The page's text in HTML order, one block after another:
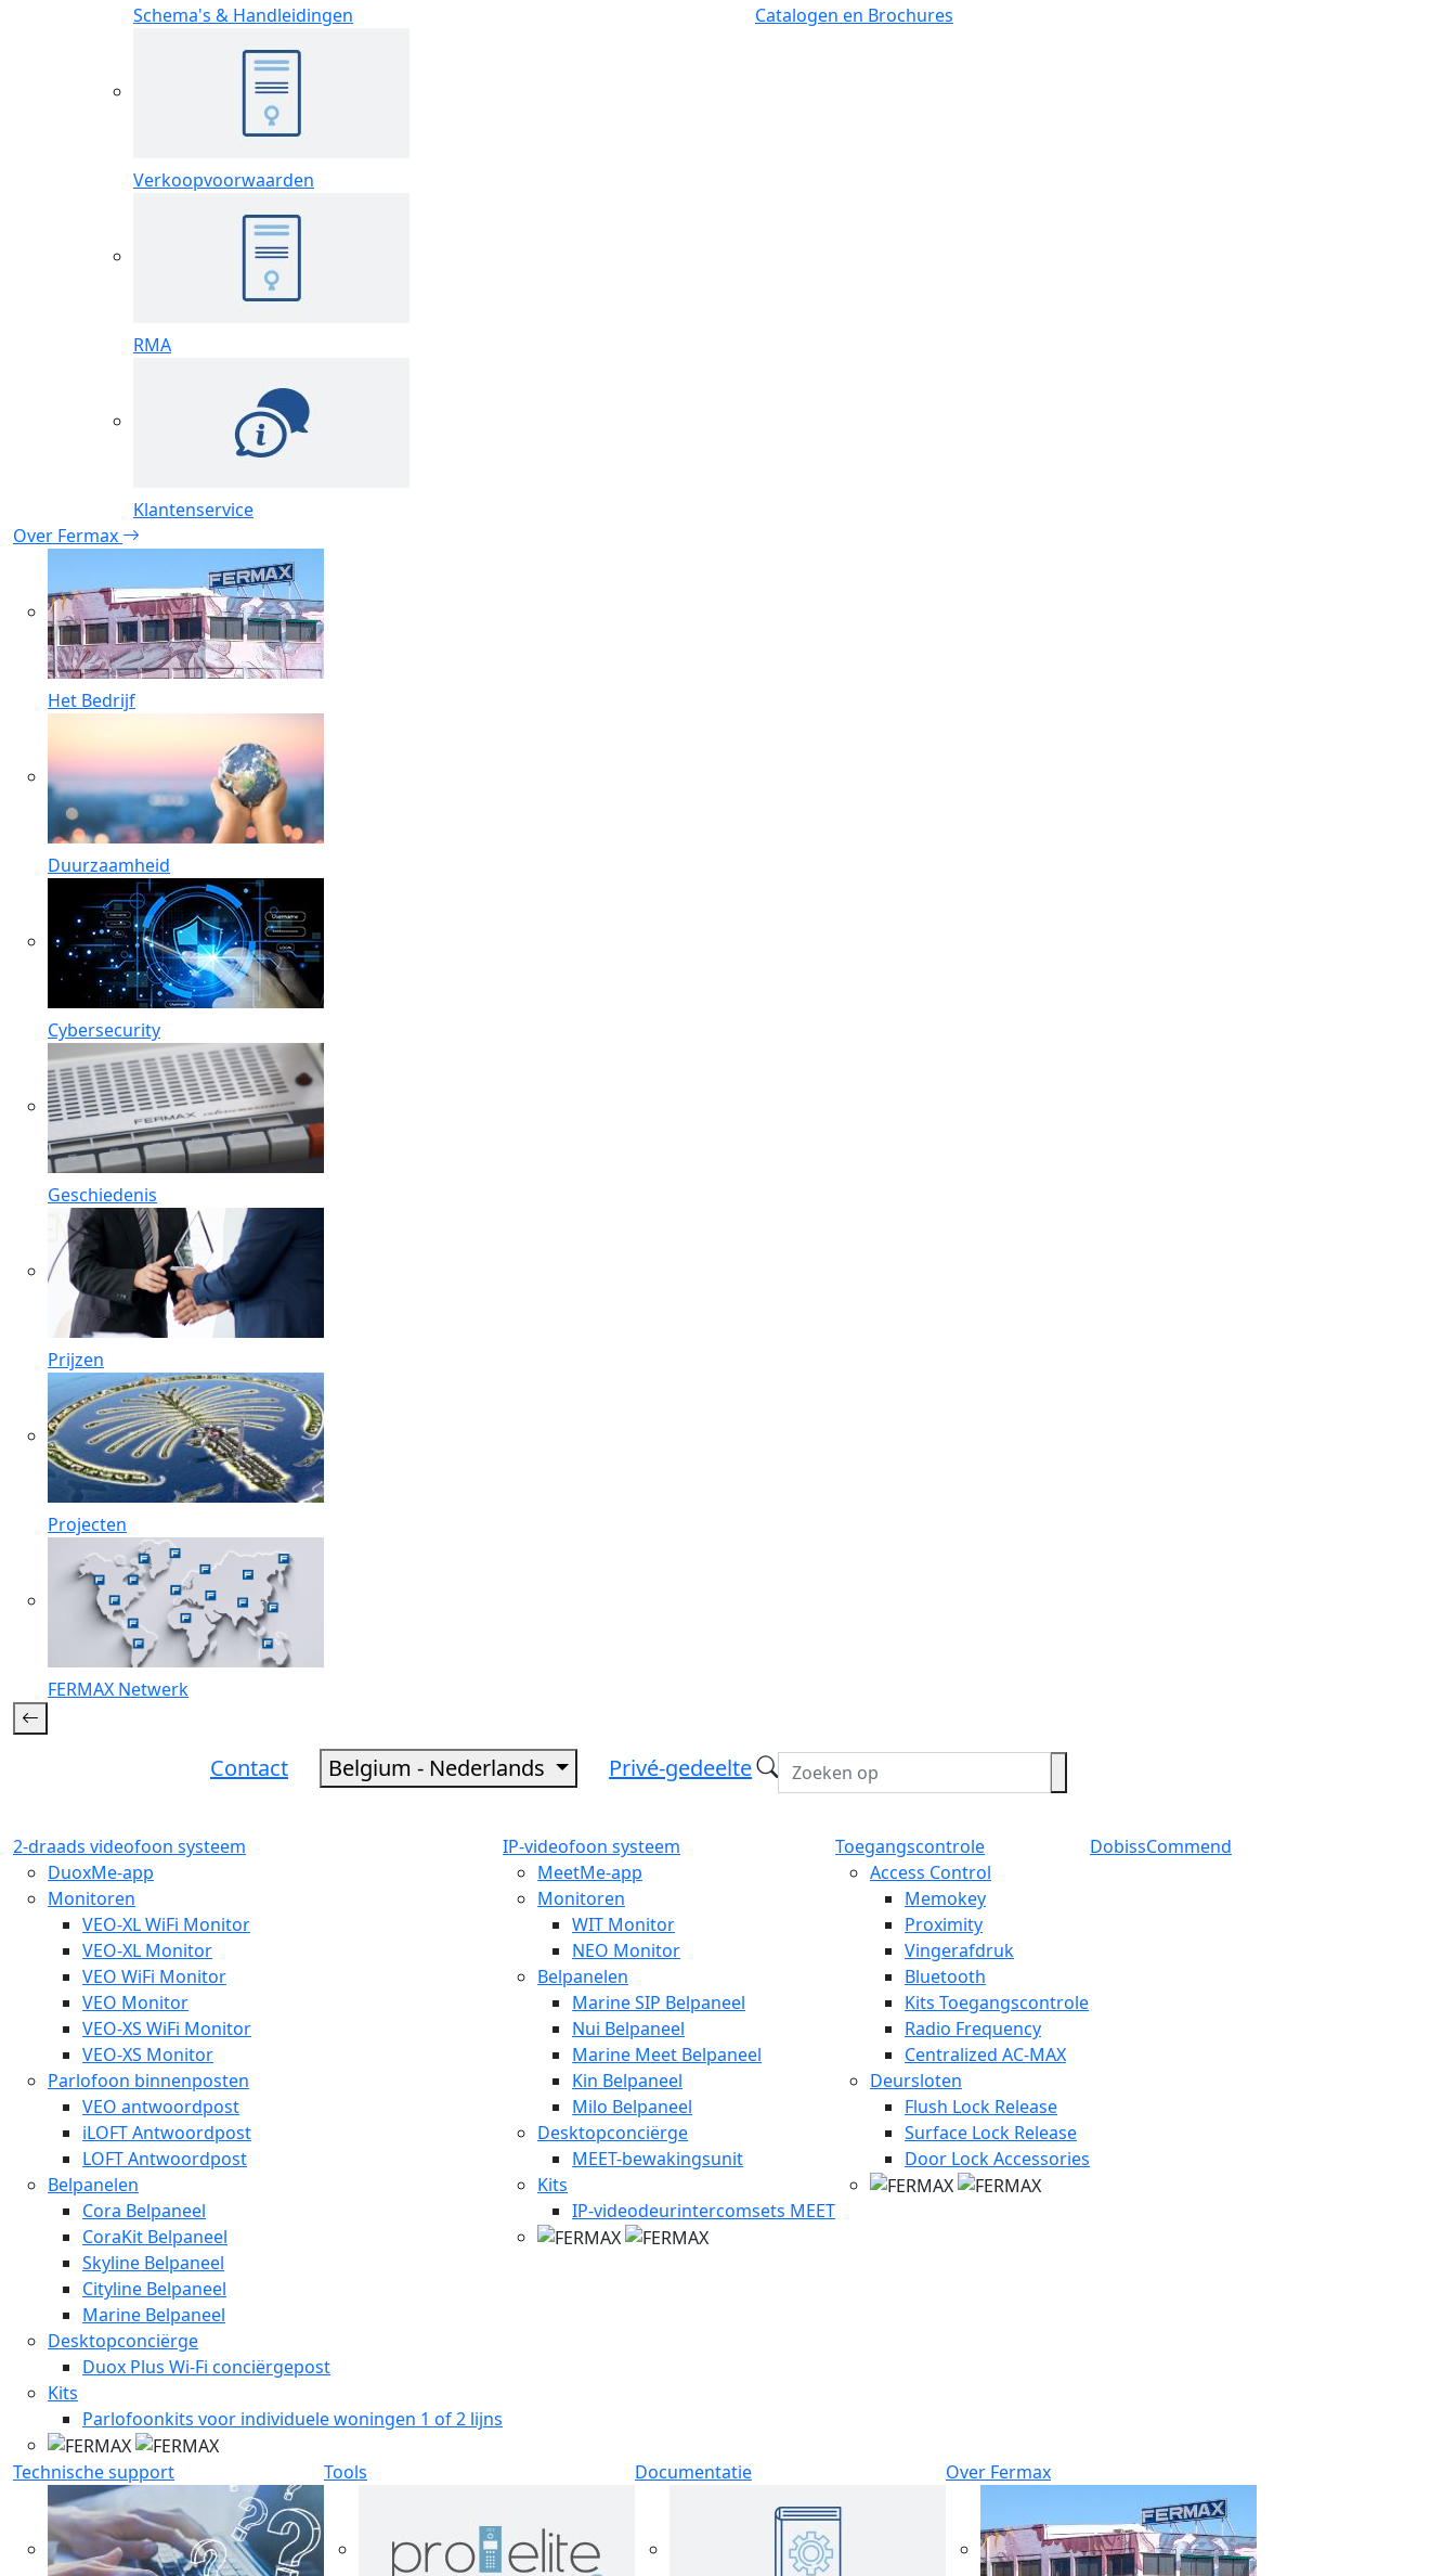
Schema's & Handleidingen
Verkoopvoorwaarden
RMA
Klantenservice
Catalogen en Brochures
Over Fermax
Het Bedrijf
Duurzaamheid
Cybersecurity
Geschiedenis
Prijzen
Projecten
FERMAX Netwerk
Contact Belgium - Nederlands Privé-gedeelte
2-draads videofoon systeem
DuoxMe-app
Monitoren
VEO-XL WiFi Monitor
VEO-XL Monitor
VEO WiFi Monitor
VEO Monitor
VEO-XS WiFi Monitor
VEO-XS Monitor
Parlofoon binnenposten
VEO antwoordpost
iLOFT Antwoordpost
LOFT Antwoordpost
Belpanelen
Cora Belpaneel
CoraKit Belpaneel
Skyline Belpaneel
Cityline Belpaneel
Marine Belpaneel
Desktopconciërge
Duox Plus Wi-Fi conciërgepost
Kits
Parlofoonkits voor individuele woningen 1 of 2 lijns
IP-videofoon systeem
MeetMe-app
Monitoren
WIT Monitor
NEO Monitor
Belpanelen
Marine SIP Belpaneel
Nui Belpaneel
Marine Meet Belpaneel
Kin Belpaneel
Milo Belpaneel
Desktopconciërge
MEET-bewakingsunit
Kits
IP-videodeurintercomsets MEET
Toegangscontrole
Access Control
Memokey
Proximity
Vingerafdruk
Bluetooth
Kits Toegangscontrole
Radio Frequency
Centralized AC-MAX
Deursloten
Flush Lock Release
Surface Lock Release
Door Lock Accessories
DobissCommend
Technische support Tools Documentatie Over Fermax